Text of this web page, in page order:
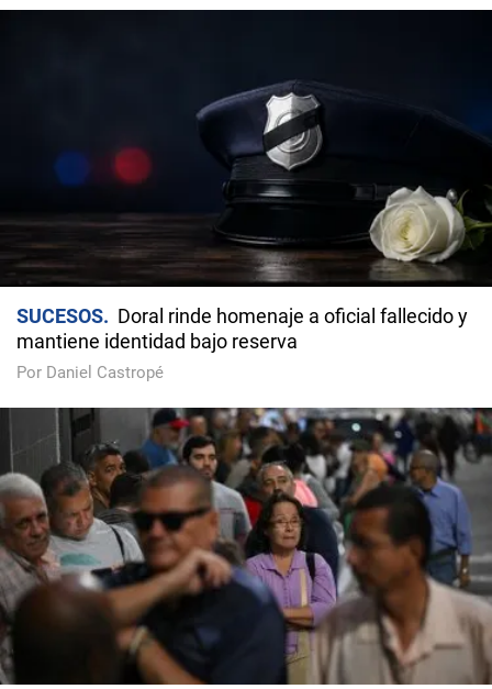
SUCESOS
Doral rinde homenaje a oficial fallecido y
mantiene identidad bajo reserva
Por Daniel Castropé